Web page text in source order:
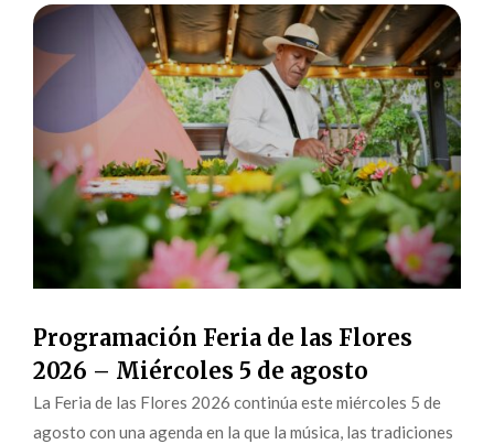
Programación Feria de las Flores
2026 – Miércoles 5 de agosto
La Feria de las Flores 2026 continúa este miércoles 5 de
agosto con una agenda en la que la música, las tradiciones